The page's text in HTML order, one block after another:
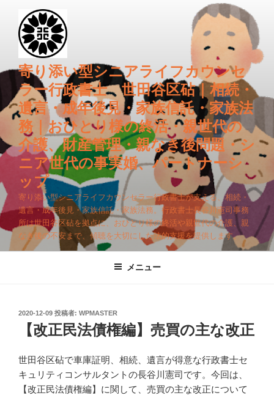
キ
プ
寄り添い型シニアライフカウンセ
ラー行政書士 世田谷区砧｜相続・
遺言・成年後見・家族信託・家族法
務｜おひとり様の終活・親世代の
介護、財産管理・親なき後問題・シ
ニア世代の事実婚、パートナーシ
ップ
寄り添い型シニアライフカウンセラー行政書士が支える、相続・
遺言・成年後見・家族信託・家族法務。行政書士長谷川憲司事務
所は世田谷区砧を拠点に、おひとり様の終活や親世代の介護、親
なき後の不安まで、傾聴を大切にした法的支援を提供します。
メニュー
投
2020-12-09 投稿者: WPMASTER
【改正民法債権編】売買の主な改正
世田谷区砧で車庫証明、相続、遺言が得意な行政書士セ
キュリティコンサルタントの長谷川憲司です。今回は、
【改正民法債権編】に関して、売買の主な改正について